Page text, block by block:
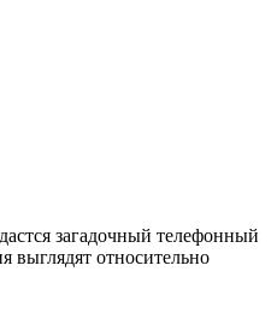
загадочный телефонный
выглядят относительно